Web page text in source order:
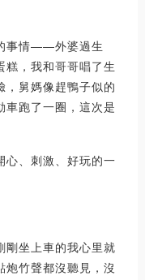
事情――外婆過生
糕，我和哥哥唱了生
，舅媽像趕鴨子似的
車跑了一圈，這次是
心、刺激、好玩的一
剛坐上車的我心里就
炮竹聲都沒聽見，沒